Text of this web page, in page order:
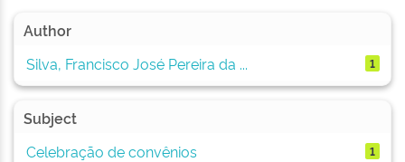
Author
Silva, Francisco José Pereira da ...
1
Subject
Celebração de convênios
1